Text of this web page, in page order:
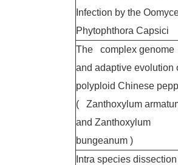
Infection by the
Phytophthora Capsici
The complex genome
and adaptive evolution
polyploid Chinese
( Zanthoxylum
and Zanthoxylum
bungeanum )
Intra species